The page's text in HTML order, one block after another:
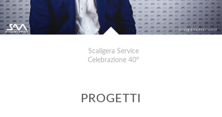
Scaligera Service
Celebrazione 40°
PROGETTI